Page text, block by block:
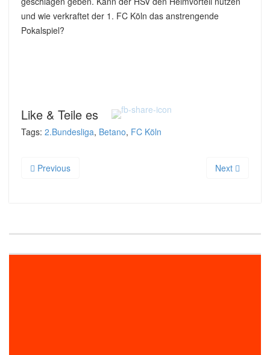
und wie verkraftet der 1. FC Köln das anstrengende
Pokalspiel?
Like & Teile es
Tags: 2.Bundesliga, Betano, FC Köln
Previous Next